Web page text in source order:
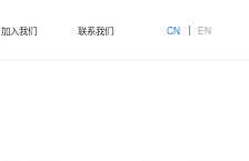
加入我们 联系我们 CN EN